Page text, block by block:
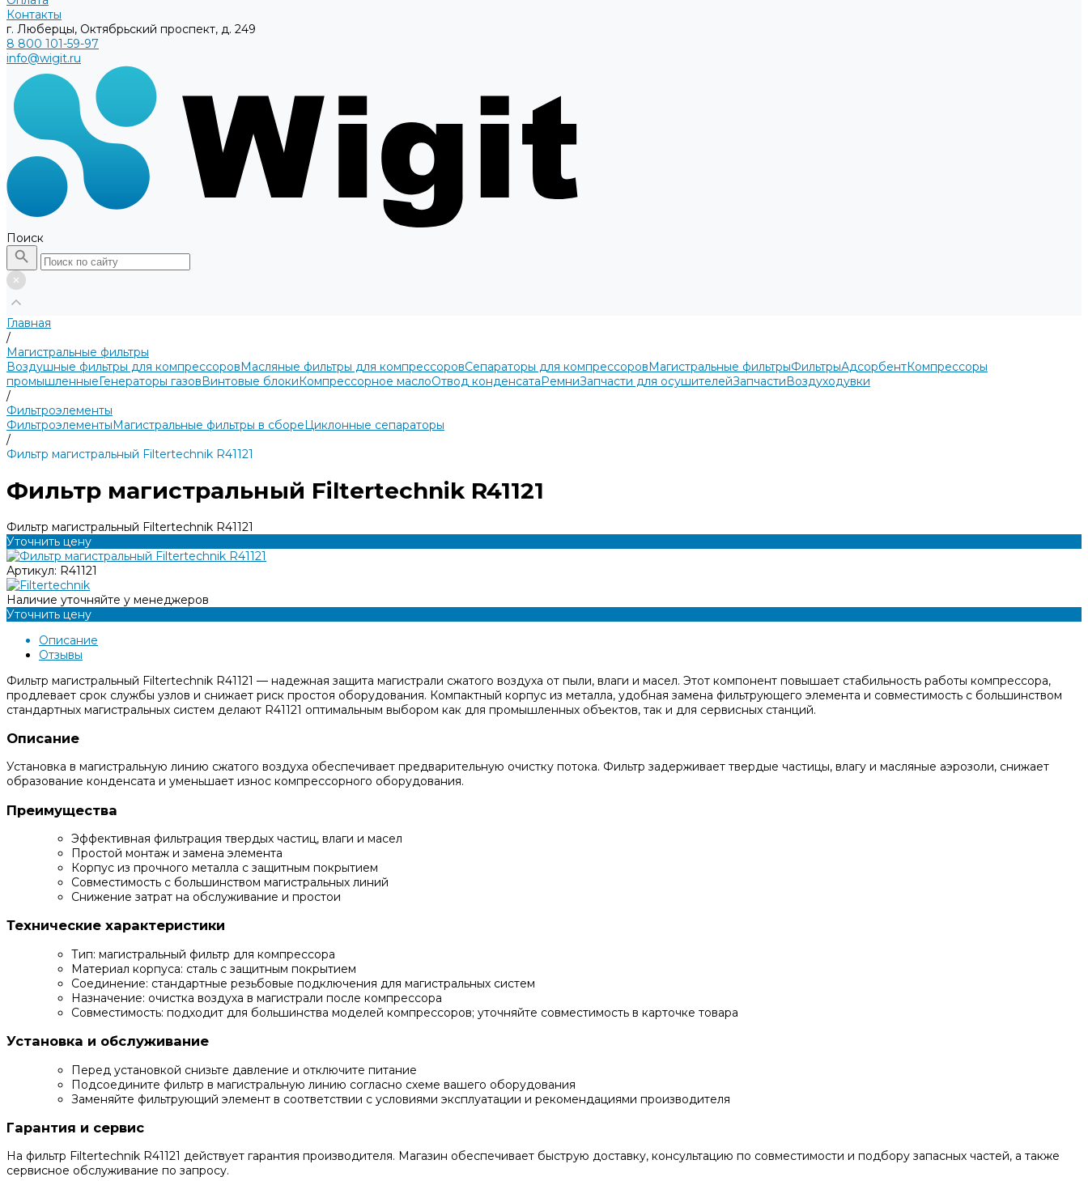
Контакты
г. Люберцы, Октябрьский проспект, д. 249
8 800 101-59-97
info@wigit.ru
Поиск
Главная
/
Магистральные фильтры
Воздушные фильтры для компрессоровМасляные фильтры для компрессоровСепараторы для компрессоровМагистральные фильтрыФильтрыАдсорбентКомпрессоры
промышленныеГенераторы газовВинтовые блокиКомпрессорное маслоОтвод конденсатаРемниЗапчасти для осушителейЗапчастиВоздуходувки
/
Фильтроэлементы
ФильтроэлементыМагистральные фильтры в сбореЦиклонные сепараторы
/
Фильтр магистральный Filtertechnik R41121
Фильтр магистральный Filtertechnik R41121
Фильтр магистральный Filtertechnik R41121
Уточнить цену
Артикул: R41121
Наличие уточняйте у менеджеров
Уточнить цену
Описание
Отзывы
Фильтр магистральный Filtertechnik R41121 — надежная защита магистрали сжатого воздуха от пыли, влаги и масел. Этот компонент повышает стабильность работы компрессора,
продлевает срок службы узлов и снижает риск простоя оборудования. Компактный корпус из металла, удобная замена фильтрующего элемента и совместимость с большинством
стандартных магистральных систем делают R41121 оптимальным выбором как для промышленных объектов, так и для сервисных станций.
Описание
Установка в магистральную линию сжатого воздуха обеспечивает предварительную очистку потока. Фильтр задерживает твердые частицы, влагу и масляные аэрозоли, снижает
образование конденсата и уменьшает износ компрессорного оборудования.
Преимущества
Эффективная фильтрация твердых частиц, влаги и масел
Простой монтаж и замена элемента
Корпус из прочного металла с защитным покрытием
Совместимость с большинством магистральных линий
Снижение затрат на обслуживание и простои
Технические характеристики
Тип: магистральный фильтр для компрессора
Материал корпуса: сталь с защитным покрытием
Соединение: стандартные резьбовые подключения для магистральных систем
Назначение: очистка воздуха в магистрали после компрессора
Совместимость: подходит для большинства моделей компрессоров; уточняйте совместимость в карточке товара
Установка и обслуживание
Перед установкой снизьте давление и отключите питание
Подсоедините фильтр в магистральную линию согласно схеме вашего оборудования
Заменяйте фильтрующий элемент в соответствии с условиями эксплуатации и рекомендациями производителя
Гарантия и сервис
На фильтр Filtertechnik R41121 действует гарантия производителя. Магазин обеспечивает быструю доставку, консультацию по совместимости и подбору запасных частей, а также
сервисное обслуживание по запросу.